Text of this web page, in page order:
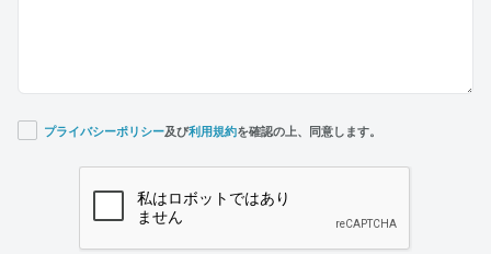
プライバシーポリシー及び利用規約を確認の上、同意します。